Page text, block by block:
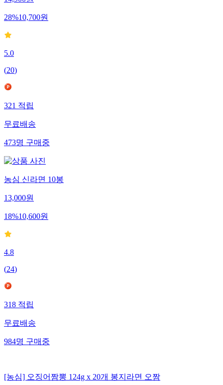
14,900원
28%10,700원
5.0
(20)
321적립
무료배송
473명구매중
농심 신라면 10봉
13,000원
18%10,600원
4.8
(24)
318적립
무료배송
984명구매중
[농심] 오징어짬뽕 124g x 20개 봉지라면 오짬